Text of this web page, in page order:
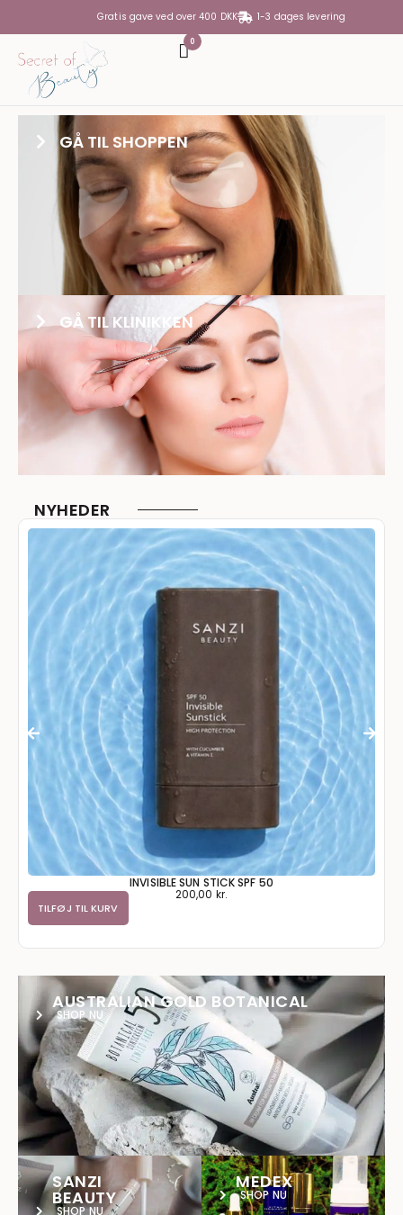
Gratis gave ved over 400 DKK 1-3 dages levering
0
DIN KURV
Din kurv er tom
SUBTOTAL 0,00KR.
SE KURV GÅ TIL KASSE
GÅ TIL SHOPPEN
GÅ TIL KLINIKKEN
NYHEDER
INVISIBLE SUN STICK SPF 50
200,00 kr.
TILFØJ TIL KURV
AUSTRALIAN GOLD BOTANICAL
SHOP NU
SANZI
BEAUTY
SHOP NU
MEDEX
SHOP NU